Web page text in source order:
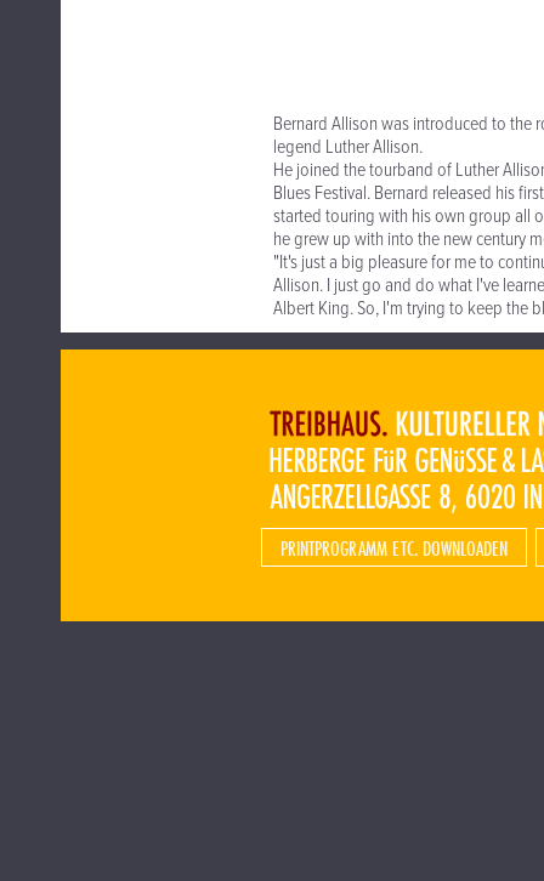
Bernard Allison was introduced to the
legend Luther Allison.
He joined the tourband of Luther
Blues Festival. Bernard released his
started touring with his own group all
he grew up with into the new century
"It's just a big pleasure for me to
Allison. I just go and do what I've
Albert King. So, I'm trying to keep the
PRINTPROGRAMM ETC. DOWNLOADEN